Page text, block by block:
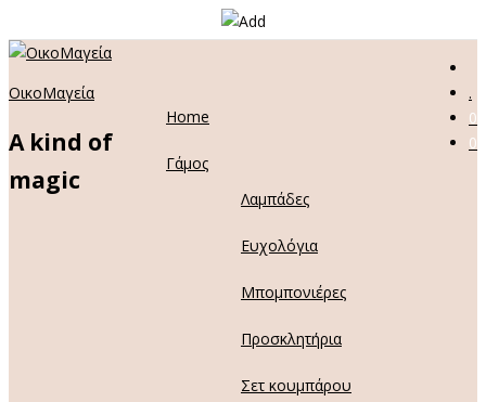
ΟικοΜαγεία
A kind of
magic
Home
Γάμος
Λαμπάδες
Ευχολόγια
Μπομπονιέρες
Προσκλητήρια
Σετ κουμπάρου
.
0
0